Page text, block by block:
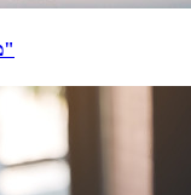
מנכ"ל פלאפון: "מהפכת הסלולר רק בראשיתה"